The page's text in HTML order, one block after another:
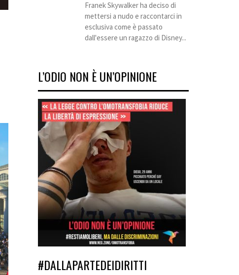
Franek Skywalker ha deciso di
mettersi a nudo e raccontarci in
esclusiva come è passato
dall'essere un ragazzo di Disney...
L’ODIO NON È UN’OPINIONE
#DALLAPARTEDEIDIRITTI